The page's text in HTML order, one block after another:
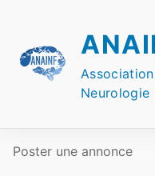
content
Neurologie
Poster une annonce